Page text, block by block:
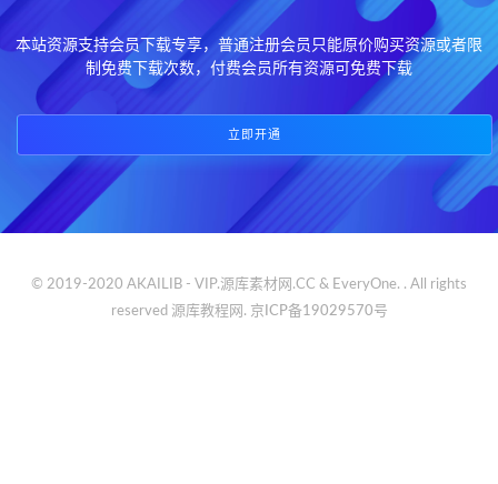
本站资源支持会员下载专享，普通注册会员只能原价购买资源或者限
制免费下载次数，付费会员所有资源可免费下载
立即开通
© 2019-2020 AKAILIB - VIP.源库素材网.CC & EveryOne. . All rights
reserved 源库教程网. 京ICP备19029570号